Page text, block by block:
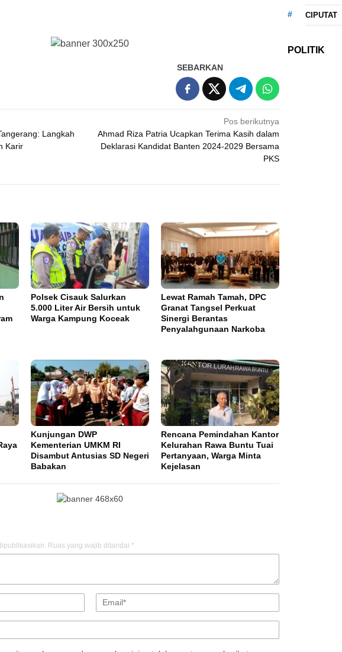
SEBARKAN
Langkah
Karir
Pos berikutnya
Ahmad Riza Patria Ucapkan Terima Kasih dalam
Deklarasi Kandidat Banten 2024-2029 Bersama
PKS
Polsek Cisauk Salurkan
5.000 Liter Air Bersih untuk
Warga Kampung Koceak
Lewat Ramah Tamah, DPC
Granat Tangsel Perkuat
Sinergi Berantas
Penyalahgunaan Narkoba
Kunjungan DWP
Kementerian UMKM RI
Disambut Antusias SD Negeri
Babakan
Rencana Pemindahan Kantor
Kelurahan Rawa Buntu Tuai
Pertanyaan, Warga Minta
Kejelasan
Ruas yang wajib ditandai *
CIPUTAT
POLITIK